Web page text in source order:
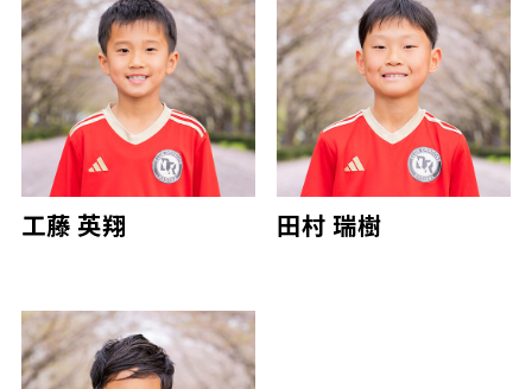
工藤 英翔 田村 瑞樹